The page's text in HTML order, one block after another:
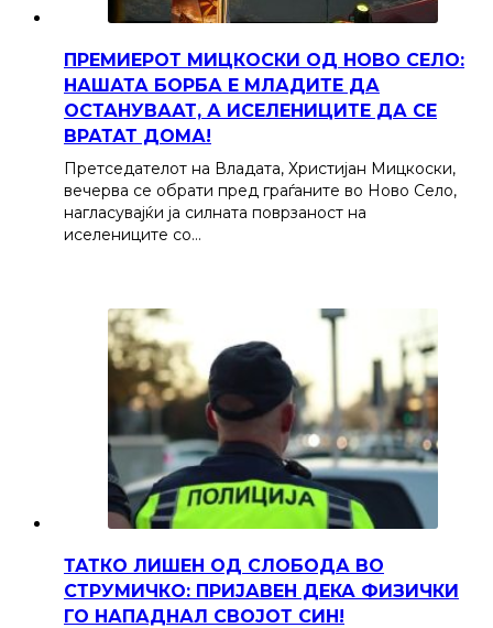
ПРЕМИЕРОТ МИЦКОСКИ ОД НОВО СЕЛО:
НАШАТА БОРБА Е МЛАДИТЕ ДА
ОСТАНУВААТ, А ИСЕЛЕНИЦИТЕ ДА СЕ
ВРАТАТ ДОМА!
Претседателот на Владата, Христијан Мицкоски,
вечерва се обрати пред граѓаните во Ново Село,
нагласувајќи ја силната поврзаност на
иселениците со…
ТАТКО ЛИШЕН ОД СЛОБОДА ВО
СТРУМИЧКО: ПРИЈАВЕН ДЕКА ФИЗИЧКИ
ГО НАПАДНАЛ СВОЈОТ СИН!